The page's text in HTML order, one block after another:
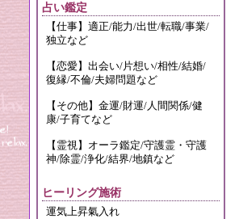
占い鑑定
【仕事】適正/能力/出世/転職/事業/
独立など
【恋愛】出会い/片想い/相性/結婚/
復縁/不倫/夫婦問題など
【その他】金運/財運/人間関係/健
康/子育てなど
【霊視】オーラ鑑定/守護霊・守護
神/除霊/浄化/結界/地鎮など
ヒーリング施術
運気上昇氣入れ